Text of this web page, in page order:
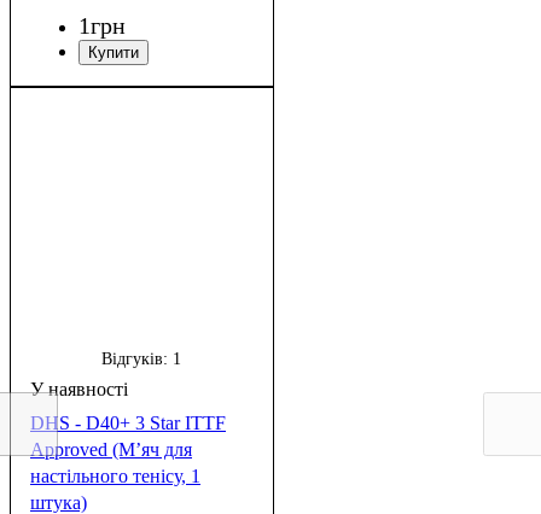
1грн
Відгуків: 1
DHS - D40+ 3 Star ITTF
Approved (М’яч для
настільного тенісу, 1
штука)